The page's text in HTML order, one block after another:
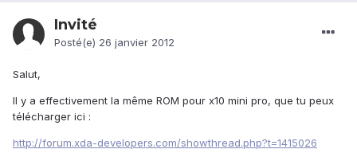
Invité
Posté(e) 26 janvier 2012
Salut,
Il y a effectivement la même ROM pour x10 mini pro, que tu peux
télécharger ici :
http://forum.xda-developers.com/showthread.php?t=1415026